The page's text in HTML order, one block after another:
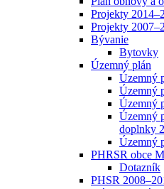
Projekty
Projekty
Bývanie
Bytovky
Územný plán
Územný
Územný
Územný
Územný
doplnky
Územný
PHRSR obce
Dotazník
PHSR